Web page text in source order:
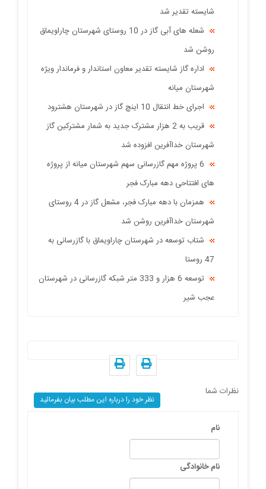
شایسته تقدیر شد
شعله های آبی گاز در 10 روستای شهرستان چاراویماق
روشن شد
اداره گاز شایسته تقدیر معاون استاندار و فرماندار ویژه
شهرستان میانه
اجرای خط انتقال 10 اینچ گاز در شهرستان هشترود
قریب به 2 هزار مشترک جدید به شمار مشترکین گاز
شهرستان خداآفرین افزوده شد
6 پروژه مهم گازرسانی سهم شهرستان میانه از پروژه
های افتتاحی دهه مبارک فجر
همزمان با دهه مبارک فجر، مشعل گاز در 4 روستای
شهرستان خداآفرین روشن شد
شتاب توسعه در شهرستان چاراویماق با گازرسانی به
47 روستا
توسعه 6 هزار و 333 متر شبکه گازرسانی در شهرستان
عجب شیر
نظرات شما
نام
نام خانوادگی
نظر خود را درباره این مطلب بیان بفرمائید